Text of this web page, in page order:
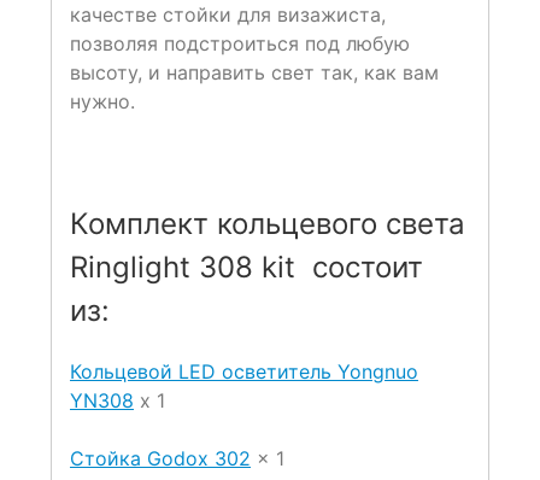
качестве стойки для визажиста,
позволяя подстроиться под любую
высоту, и направить свет так, как вам
нужно.
Комплект кольцевого света
Ringlight 308 kit состоит
из:
Кольцевой LED осветитель Yongnuo
YN308 х 1
Стойка Godox 302 x 1